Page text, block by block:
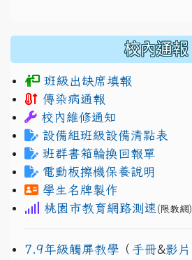
校內通報
班級出缺席填報
傳染病通報
校內維修通知
設備組班級設備清點表
班群書箱輪換回報單
電動板擦機保養說明
學生名牌製作
桃園市教育網路測速 (限教網)
7.9年級觸屏教學 （ 手冊&影片